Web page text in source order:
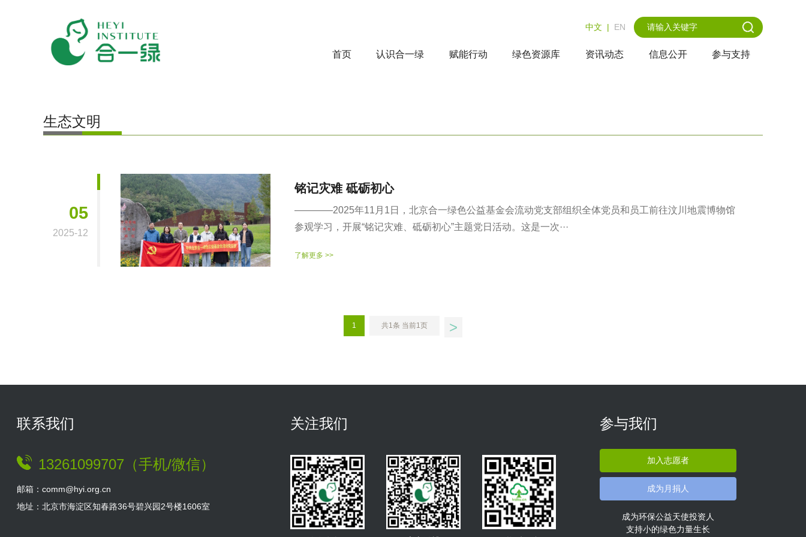
中文 | EN
首页 认识合一绿 赋能行动 绿色资源库 资讯动态 信息公开 参与支持
生态文明
05
2025-12
铭记灾难 砥砺初心
————2025年11月1日，北京合一绿色公益基金会流动党支部组织全体党员和员工前往汶川地震博物馆
参观学习，开展“铭记灾难、砥砺初心”主题党日活动。这是一次···
了解更多 >>
1 共1条 当前1页 >
联系我们
13261099707（手机/微信）
邮箱：comm@hyi.org.cn
地址：北京市海淀区知春路36号碧兴园2号楼1606室
关注我们 参与我们
加入志愿者
成为月捐人
成为环保公益天使投资人
支持小的绿色力量生长